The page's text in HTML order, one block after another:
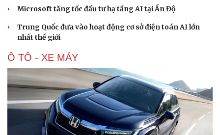
Microsoft tăng tốc đầu tư hạ tầng AI tại Ấn Độ
Trung Quốc đưa vào hoạt động cơ sở điện toán AI lớn
nhất thế giới
Ô TÔ - XE MÁY